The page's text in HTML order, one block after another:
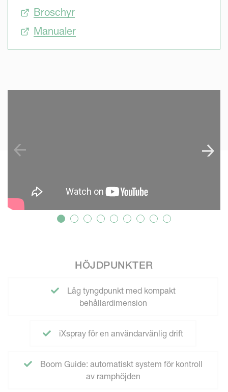
Broschyr
Manualer
HÖJDPUNKTER
Låg tyngdpunkt med kompakt
behållardimension
iXspray för en användarvänlig drift
Boom Guide: automatiskt system för kontroll
av ramphöjden